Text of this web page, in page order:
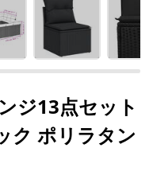
ジ13点セット
ク ポリラタン